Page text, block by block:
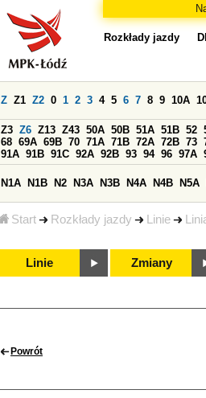
Start Rozkłady jazdy Linie
Rozkłady jazdy
Z Z1 Z2 0 1 2 3 4 5 6 7 8 9 10A
Z3 Z6 Z13 Z43 50A 50B 51A 51B 52
68 69A 69B 70 71A 71B 72A 72B 73
91A 91B 91C 92A 92B 93 94 96 97A
N1A N1B N2 N3A N3B N4A N4B N5A
Linie Zmiany
Powrót